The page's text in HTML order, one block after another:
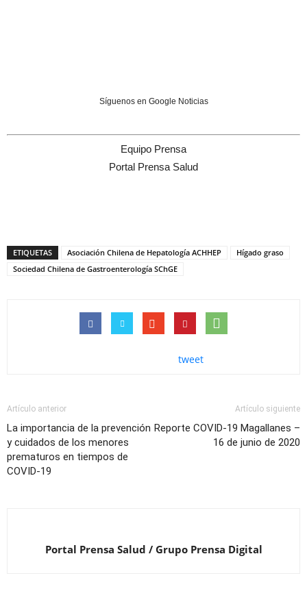
Síguenos en Google Noticias
Equipo Prensa
Portal Prensa Salud
ETIQUETAS Asociación Chilena de Hepatología ACHHEP
Hígado graso
Sociedad Chilena de Gastroenterología SChGE
tweet
Artículo anterior
La importancia de la prevención
y cuidados de los menores
prematuros en tiempos de
COVID-19
Artículo siguiente
Reporte COVID-19 Magallanes –
16 de junio de 2020
Portal Prensa Salud / Grupo Prensa Digital